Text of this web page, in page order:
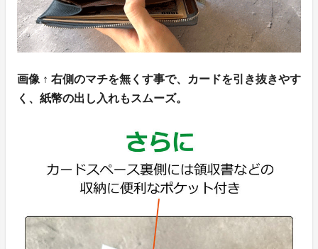
画像 ↑ 右側のマチを無くす事で、カードを引き抜きやす
く、紙幣の出し入れもスムーズ。